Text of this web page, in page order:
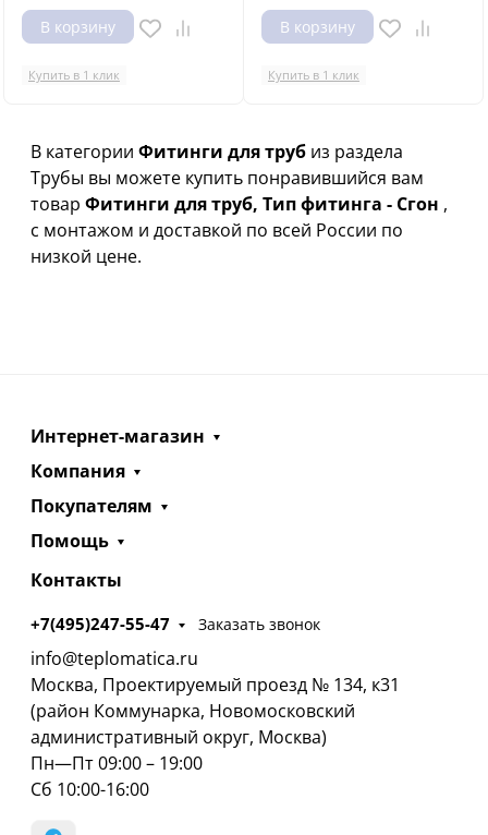
В корзину
Купить в 1 клик
В корзину
Купить в 1 клик
В категории Фитинги для труб из раздела
Трубы вы можете купить понравившийся вам
товар Фитинги для труб, Тип фитинга - Сгон ,
с монтажом и доставкой по всей России по
низкой цене.
Интернет-магазин
Компания
Покупателям
Помощь
Контакты
+7(495)247-55-47 Заказать звонок
info@teplomatica.ru
Москва, Проектируемый проезд № 134, к31
(район Коммунарка, Новомосковский
административный округ, Москва)
Пн—Пт 09:00 – 19:00
Сб 10:00-16:00